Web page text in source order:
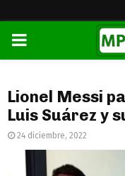
PRIMARY
Lionel Messi
Luis Suárez y
24 diciembre, 2022